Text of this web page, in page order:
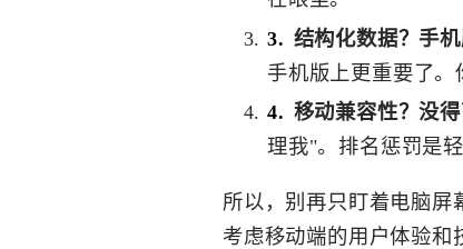
结构化数据？手机
手机版上更重要了。
移动兼容性？没得
理我"。排名惩罚是
所以，别再只盯着电脑屏
考虑移动端的用户体验和